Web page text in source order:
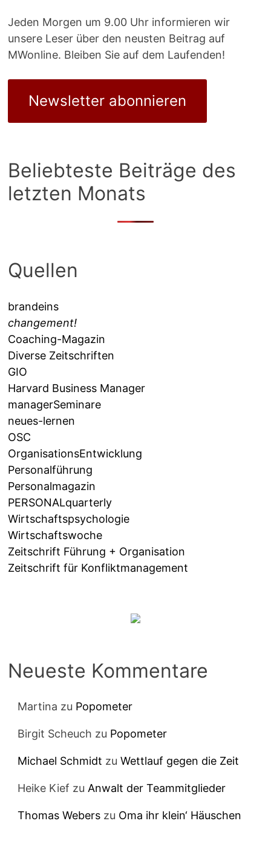
Jeden Morgen um 9.00 Uhr informieren wir
unsere Leser über den neusten Beitrag auf
MWonline. Bleiben Sie auf dem Laufenden!
Newsletter abonnieren
Beliebteste Beiträge des
letzten Monats
Quellen
brandeins
changement!
Coaching-Magazin
Diverse Zeitschriften
GIO
Harvard Business Manager
managerSeminare
neues-lernen
OSC
OrganisationsEntwicklung
Personalführung
Personalmagazin
PERSONALquarterly
Wirtschaftspsychologie
Wirtschaftswoche
Zeitschrift Führung + Organisation
Zeitschrift für Konfliktmanagement
Neueste Kommentare
Martina zu Popometer
Birgit Scheuch zu Popometer
Michael Schmidt zuWettlauf gegen die Zeit
Heike Kief zuAnwalt der Teammitglieder
Thomas Webers zu Oma ihr klein‘ Häuschen